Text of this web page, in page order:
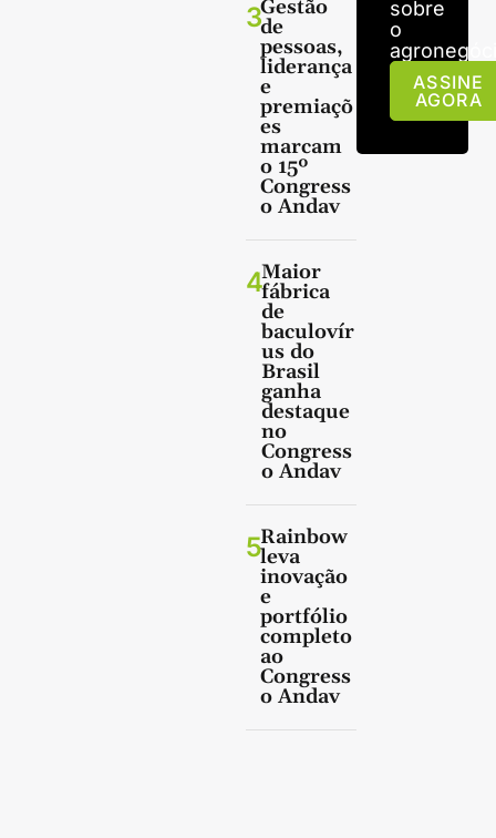
3Gestão
de
pessoas,
liderança
e
premiaçõ
es
marcam
o 15º
Congress
o Andav
4Maior
fábrica
de
baculovír
us do
Brasil
ganha
destaque
no
Congress
o Andav
5Rainbow
leva
inovação
e
portfólio
completo
ao
Congress
o Andav
sobre
o
ASSINE
AGORA